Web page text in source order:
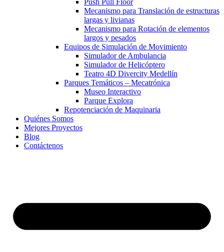
Mecanismo para Translación de estructuras
largas y livianas
Mecanismo para Rotación de elementos
largos y pesados
Equipos de Simulación de Movimiento
Simulador de Ambulancia
Simulador de Helicóptero
Teatro 4D Divercity Medellín
Parques Temáticos – Mecatrónica
Museo Interactivo
Parque Explora
Repotenciación de Maquinaria
Quiénes Somos
Mejores Proyectos
Blog
Contáctenos